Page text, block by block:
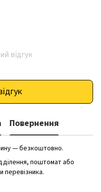
відгук
Повернення
— безкоштовно.
поштомат або